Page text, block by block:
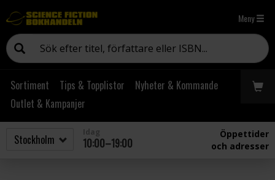
Meny
Sortiment Tips & Topplistor
Nyheter & Kommande
Outlet & Kampanjer
10:00–19:00
Öppettider
och adresser